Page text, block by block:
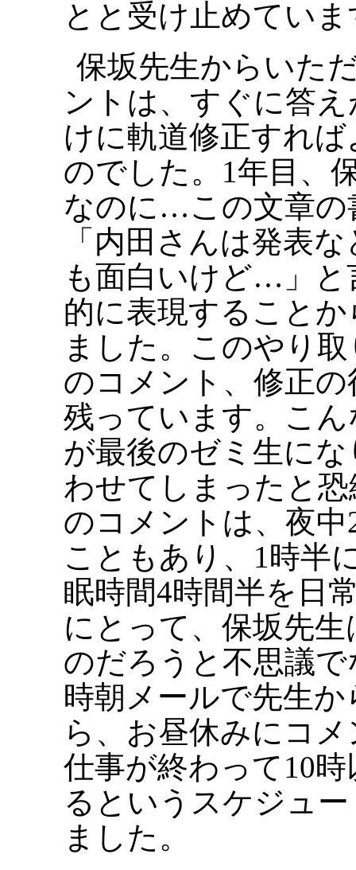
とと受け止めてい
保坂先生からいた
ントは、すぐに答
けに軌道修正すれ
のでした。1年目、
なのに…この文章の
「内田さんは発表
も面白いけど…」と
的に表現すること
ました。このやり
のコメント、修正
残っています。こ
が最後のゼミ生に
わせてしまったと
のコメントは、夜
こともあり、1時半
眠時間4時間半を日
にとって、保坂先
のだろうと不思議
時朝メールで先生
ら、お昼休みにコ
仕事が終わって10
るというスケジュ
ました。